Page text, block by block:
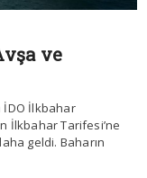
ve
İDO İlkbahar
İlkbahar Tarifesi’ne
geldi. Baharın